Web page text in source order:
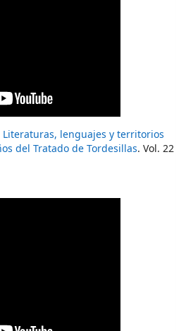
Literaturas, lenguajes y territorios
del Tratado de Tordesillas. Vol. 22